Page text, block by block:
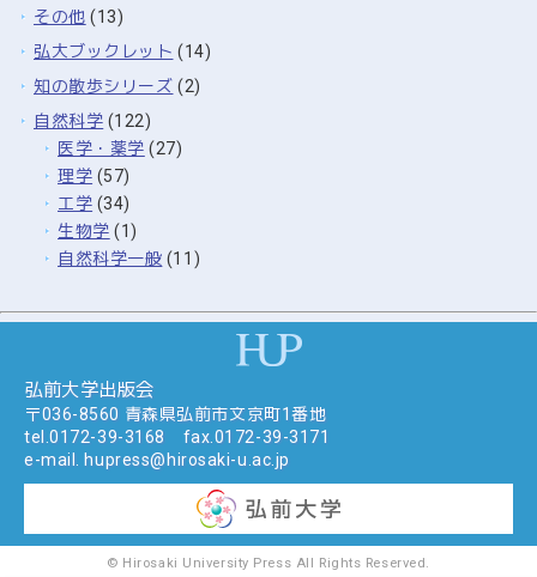
その他 (13)
弘大ブックレット (14)
知の散歩シリーズ (2)
自然科学 (122)
医学・薬学 (27)
理学 (57)
工学 (34)
生物学 (1)
自然科学一般 (11)
弘前大学出版会
〒036-8560 青森県弘前市文京町1番地
tel.0172-39-3168
fax.0172-39-3171
e-mail. hupress@hirosaki-u.ac.jp
© Hirosaki University Press All Rights Reserved.